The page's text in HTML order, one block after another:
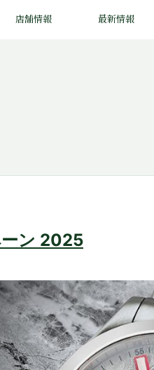
店舗情報 最新情報
ン 2025